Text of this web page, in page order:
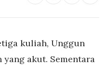
kuliah, Unggun
yang akut. Sementara